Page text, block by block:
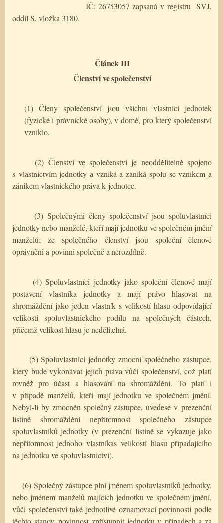
IČ: 26753057 zapsaná v registru SVJ,
oddíl S, vložka 3180.
Článek III
Členství ve společenství
(1) Členy společenství jsou všichni vlastníci jednotek
(fyzické i právnické osoby), v domě, pro který společenství
vzniklo.
(2) Členství ve společenství je neoddělitelně spojeno
s vlastnictvím jednotky a vzniká a zaniká spolu se vznikem a
zánikem vlastnického práva k jednotce.
(3) Společnými členy společenství jsou spoluvlastníci
jednotky nebo manželé, kteří mají jednotku ve společném jmění
manželů; ze společného členství jsou společní členové
oprávněni a povinni společně a nerozdílně.
(4) Spoluvlastníci jednotky jako společní členové mají
postavení vlastníka jednotky a mají právohlasovat na
shromáždění jako jeden vlastník s velikostí hlasu odpovídající
velikosti spoluvlastnického podílu na společných částech,
přičemž velikost hlasu je nedělitelná.
(5) Spoluvlastníci jednotky zmocní společného zástupce,
který bude vykonávat jejich práva vůči společenství, což platí
rovněž pro účast a hlasování na shromáždění. To platí i
v případě manželů, kteří mají jednotku ve společném jmění.
Nebyl-li by zmocněn společný zástupce, uvedese v prezenční
listině shromáždění nepřítomnost společného zástupce
spoluvlastníků jednotky (v prezenční listině se vykazuje jako
nepřítomnost jednoho vlastníkas velikostí hlasu připadajícího
na jednotku ve spoluvlastnictví).
(6) Společný zástupce plní jménem spoluvlastníků jednotky,
nebo jménem manželů majících jednotku ve společném jmění,
vůči společenství také jednotlivé oznamovací povinnosti podle
těchto stanov, povinnost zpřístupnit jednotku v případech a za